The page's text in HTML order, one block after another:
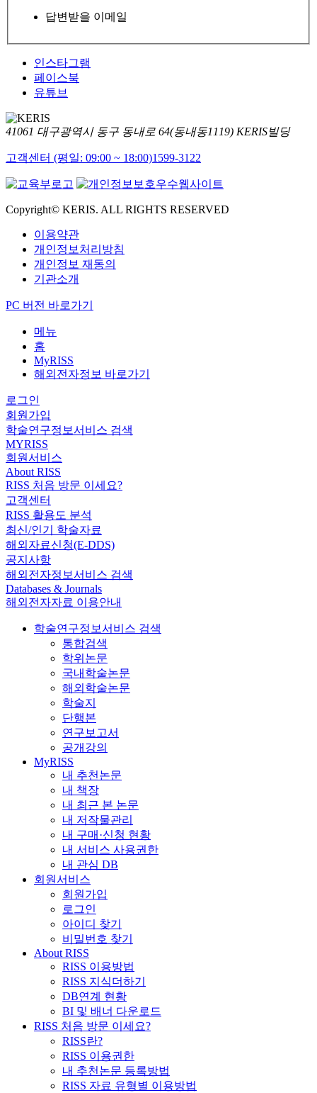
답변받을 이메일
인스타그램
페이스북
유튜브
41061 대구광역시 동구 동내로 64(동내동1119) KERIS빌딩
고객센터 (평일: 09:00 ~ 18:00)1599-3122
Copyright© KERIS. ALL RIGHTS RESERVED
이용약관
개인정보처리방침
개인정보 재동의
기관소개
PC 버전 바로가기
메뉴
홈
MyRISS
해외전자정보 바로가기
로그인
회원가입
학술연구정보서비스 검색
MYRISS
회원서비스
About RISS
RISS 처음 방문 이세요?
고객센터
RISS 활용도 분석
최신/인기 학술자료
해외자료신청(E-DDS)
공지사항
해외전자정보서비스 검색
Databases & Journals
해외전자자료 이용안내
학술연구정보서비스 검색
통합검색
학위논문
국내학술논문
해외학술논문
학술지
단행본
연구보고서
공개강의
MyRISS
내 추천논문
내 책장
내 최근 본 논문
내 저작물관리
내 구매·신청 현황
내 서비스 사용권한
내 관심 DB
회원서비스
회원가입
로그인
아이디 찾기
비밀번호 찾기
About RISS
RISS 이용방법
RISS 지식더하기
DB연계 현황
BI 및 배너 다운로드
RISS 처음 방문 이세요?
RISS란?
RISS 이용권한
내 추천논문 등록방법
RISS 자료 유형별 이용방법